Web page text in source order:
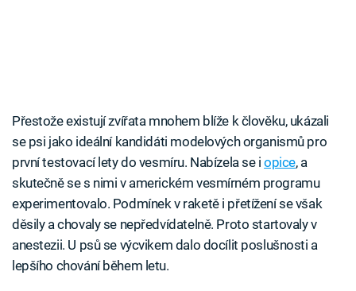
Přestože existují zvířata mnohem blíže k člověku, ukázali
se psi jako ideální kandidáti modelových organismů pro
první testovací lety do vesmíru. Nabízela se iopice, a
skutečně se s nimi v americkém vesmírném programu
experimentovalo. Podmínek v raketě i přetížení se však
děsily a chovaly se nepředvídatelně. Proto startovaly v
anestezii. U psů se výcvikem dalo docílit poslušnosti a
lepšího chování během letu.